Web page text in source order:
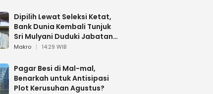
Dipilih Lewat Seleksi Ketat,
Bank Dunia Kembali Tunjuk
Sri Mulyani Duduki Jabatan
Strategis
Makro 14:29 WIB
Pagar Besi di Mal-mal,
Benarkah untuk Antisipasi
Plot Kerusuhan Agustus?